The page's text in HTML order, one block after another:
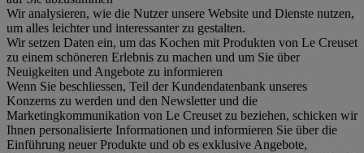
Wir analysieren, wie die Nutzer unsere Website und Dienste nutzen,
um alles leichter und interessanter zu gestalten.
Wir setzen Daten ein, um das Kochen mit Produkten von Le Creuset
zu einem schöneren Erlebnis zu machen und um Sie über
Neuigkeiten und Angebote zu informieren
Wenn Sie beschliessen, Teil der Kundendatenbank unseres
Konzerns zu werden und den Newsletter und die
Marketingkommunikation von Le Creuset zu beziehen, schicken wir
Ihnen personalisierte Informationen und informieren Sie über die
Einführung neuer Produkte und ob es exklusive Angebote,